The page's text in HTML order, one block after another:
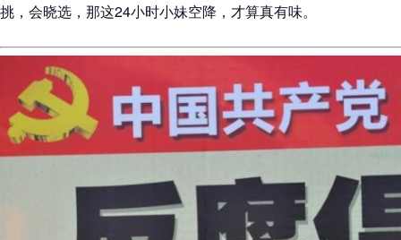
挑，会晓选，那这24小时小妹空降，才算真有味。